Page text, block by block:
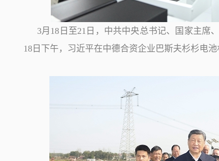
3月18日至21日，中共中央总书记、国家主席
18日下午，习近平在中德合资企业巴斯夫杉杉电